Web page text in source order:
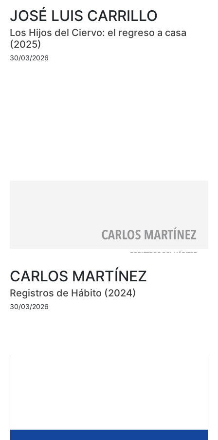
JOSÉ LUIS CARRILLO
Los Hijos del Ciervo: el regreso a casa
(2025)
30/03/2026
CARLOS MARTÍNEZ
Registros de Hábito (2024)
30/03/2026